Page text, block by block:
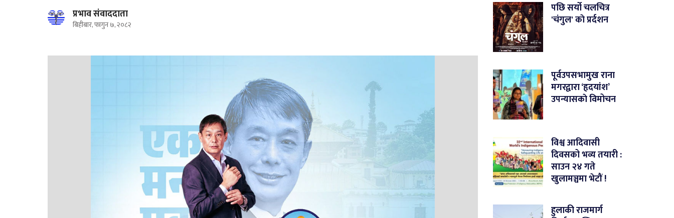
प्रभाव संवाददाता
बिहीबार, फागुन ७, २०८२
पछि सर्यो चलचित्र
'चंगुल' काे प्रर्दशन
पूर्वउपसभामुख राना
मगरद्वारा ‘हृदयांश’
उपन्यासकाे विमोचन
विश्व आदिवासी
दिवसको भव्य तयारी :
साउन २४ गते
खुलामञ्चमा भेटौं !
हुलाकी राजमार्ग